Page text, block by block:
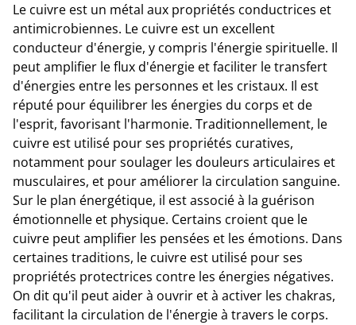
Le cuivre est un métal aux propriétés conductrices et
antimicrobiennes. Le cuivre est un excellent
conducteur d'énergie, y compris l'énergie spirituelle. Il
peut amplifier le flux d'énergie et faciliter le transfert
d'énergies entre les personnes et les cristaux. Il est
réputé pour équilibrer les énergies du corps et de
l'esprit, favorisant l'harmonie. Traditionnellement, le
cuivre est utilisé pour ses propriétés curatives,
notamment pour soulager les douleurs articulaires et
musculaires, et pour améliorer la circulation sanguine.
Sur le plan énergétique, il est associé à la guérison
émotionnelle et physique. Certains croient que le
cuivre peut amplifier les pensées et les émotions. Dans
certaines traditions, le cuivre est utilisé pour ses
propriétés protectrices contre les énergies négatives.
On dit qu'il peut aider à ouvrir et à activer les chakras,
facilitant la circulation de l'énergie à travers le corps.